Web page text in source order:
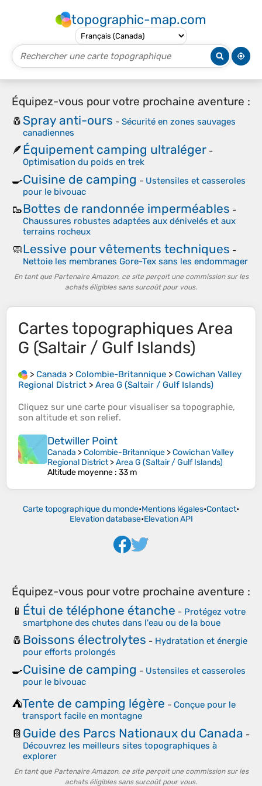
topographic-map.com
Équipez-vous pour votre prochaine aventure :
🧂 Spray anti-ours - Sécurité en zones sauvages
canadiennes
🪶Équipement camping ultraléger -
Optimisation du poids en trek
🍳Cuisine de camping - Ustensiles et casseroles
pour le bivouac
🥾Bottes de randonnée imperméables -
Chaussures robustes adaptées aux dénivelés et aux
terrains rocheux
🧼Lessive pour vêtements techniques -
Nettoie les membranes Gore-Tex sans les endommager
En tant que Partenaire Amazon, ce site perçoit une commission sur les
achats éligibles sans surcoût pour vous.
Cartes topographiques Area
G (Saltair / Gulf Islands)
> Canada > Colombie-Britannique > Cowichan Valley
Regional District > Area G (Saltair / Gulf Islands)
Cliquez sur une carte pour visualiser sa topographie,
son altitude et son relief.
Detwiller Point
Canada >Colombie-Britannique >Cowichan Valley
Regional District>Area G (Saltair / Gulf Islands)
Altitude moyenne : 33 m
Carte topographique du monde•Mentions légales•Contact•
Elevation database•Elevation API
Équipez-vous pour votre prochaine aventure :
📱 Étui de téléphone étanche - Protégez votre
smartphone des chutes dans l'eau ou de la boue
🧂 Boissons électrolytes - Hydratation et énergie
pour efforts prolongés
🍳Cuisine de camping - Ustensiles et casseroles
pour le bivouac
⛺Tente de camping légère - Conçue pour le
transport facile en montagne
📔 Guide des Parcs Nationaux du Canada -
Découvrez les meilleurs sites topographiques à
explorer
En tant que Partenaire Amazon, ce site perçoit une commission sur les
achats éligibles sans surcoût pour vous.